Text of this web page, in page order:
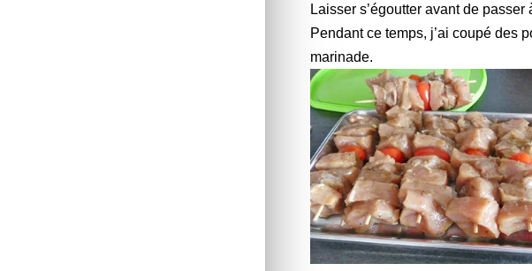
Laisser s’égoutter avant de passer
Pendant ce temps, j’ai coupé des
marinade.